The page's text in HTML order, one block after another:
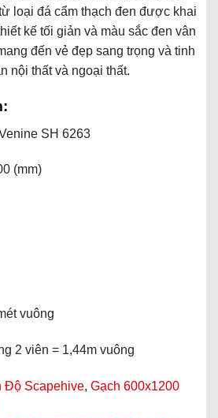
loại đá cẩm thạch đen được khai
kế tối giản và màu sắc đen vân
đến vẻ đẹp sang trọng và tinh
nội thất và ngoại thất.
SH 6263
(mm)
vuông
2 viên = 1,44m vuông
Độ Scapehive, Gạch 600x1200